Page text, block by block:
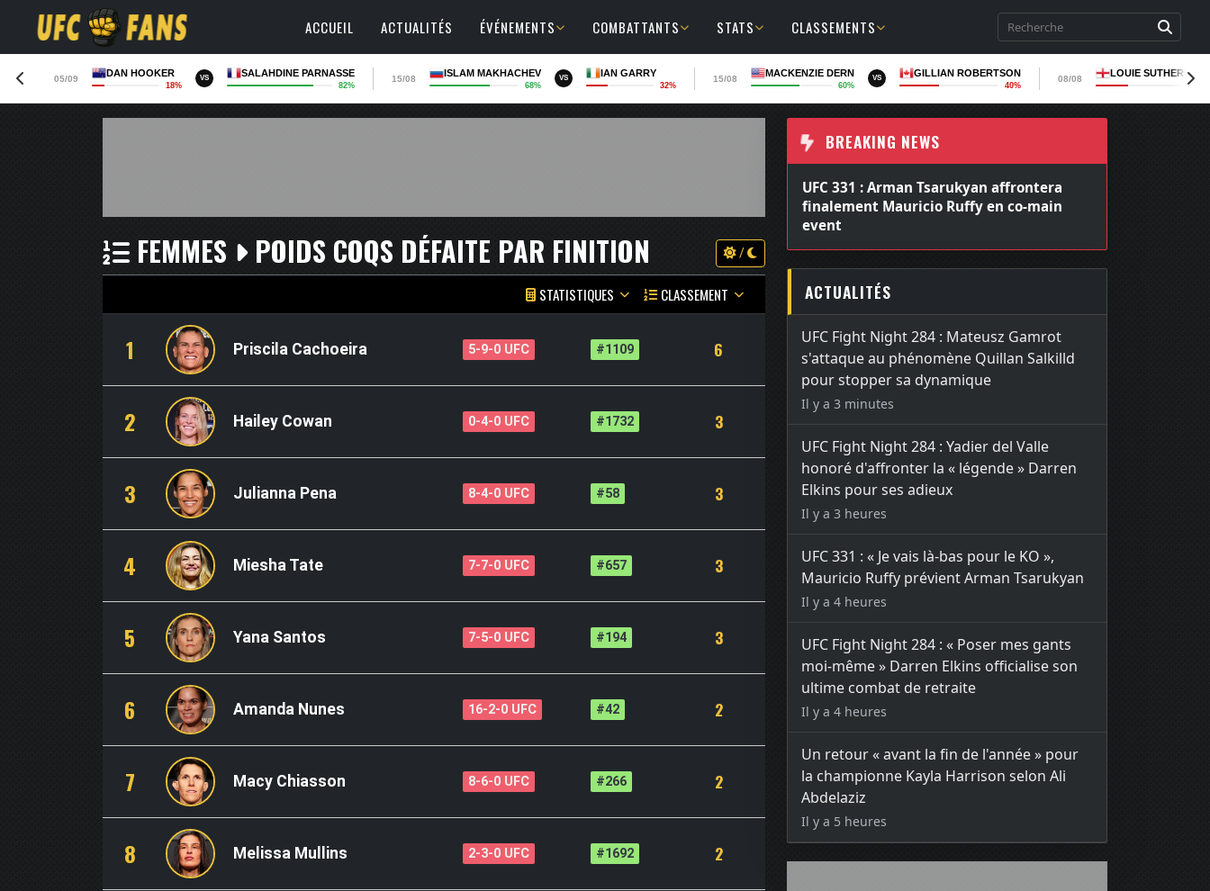
ACCUEIL ACTUALITÉS ÉVÉNEMENTS COMBATTANTS STATS CLASSEMENTS
05/09
DAN HOOKER
18%
VS SALAHDINE PARNASSE
82%
15/08
ISLAM MAKHACHEV
68%
VS IAN GARRY
32%
15/08
MACKENZIE DERN
60%
VS GILLIAN ROBERTSON
40%
08/08
LOUIE
FEMMES POIDS COQS DÉFAITE PAR FINITION /
STATISTIQUES CLASSEMENT
1 Priscila Cachoeira 5-9-0 UFC #1109 6
2 Hailey Cowan 0-4-0 UFC #1732 3
3 Julianna Pena 8-4-0 UFC #58 3
4 Miesha Tate 7-7-0 UFC #657 3
5 Yana Santos 7-5-0 UFC #194 3
6 Amanda Nunes 16-2-0 UFC #42 2
7 Macy Chiasson 8-6-0 UFC #266 2
8 Melissa Mullins 2-3-0 UFC #1692 2
BREAKING NEWS
UFC 331 : Arman Tsarukyan affrontera
finalement Mauricio Ruffy en co-main
event
ACTUALITÉS
UFC Fight Night 284 : Mateusz Gamrot
s'attaque au phénomène Quillan Salkilld
pour stopper sa dynamique
Il y a 3 minutes
UFC Fight Night 284 : Yadier del Valle
honoré d'affronter la « légende » Darren
Elkins pour ses adieux
Il y a 3 heures
UFC 331 : « Je vais là-bas pour le KO »,
Mauricio Ruffy prévient Arman Tsarukyan
Il y a 4 heures
UFC Fight Night 284 : « Poser mes gants
moi-même » Darren Elkins officialise son
ultime combat de retraite
Il y a 4 heures
Un retour « avant la fin de l'année » pour
la championne Kayla Harrison selon Ali
Abdelaziz
Il y a 5 heures